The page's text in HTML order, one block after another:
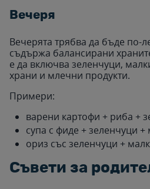
Вечеря
Вечерята трябва да бъде по-
съдържа балансирани
е да включва зеленчуци,
храни и млечни продукти.
Примери:
варени картофи + риба +
супа с фиде + зеленчуци
ориз със зеленчуци +
Съвети за